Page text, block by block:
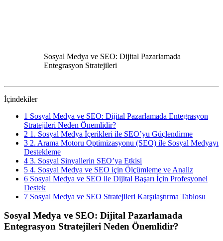
Sosyal Medya ve SEO: Dijital Pazarlamada
Entegrasyon Stratejileri
İçindekiler
1 Sosyal Medya ve SEO: Dijital Pazarlamada Entegrasyon
Stratejileri Neden Önemlidir?
2 1. Sosyal Medya İçerikleri ile SEO’yu Güçlendirme
3 2. Arama Motoru Optimizasyonu (SEO) ile Sosyal Medyayı
Destekleme
4 3. Sosyal Sinyallerin SEO’ya Etkisi
5 4. Sosyal Medya ve SEO için Ölçümleme ve Analiz
6 Sosyal Medya ve SEO ile Dijital Başarı İçin Profesyonel
Destek
7 Sosyal Medya ve SEO Stratejileri Karşılaştırma Tablosu
Sosyal Medya ve SEO: Dijital Pazarlamada
Entegrasyon Stratejileri Neden Önemlidir?